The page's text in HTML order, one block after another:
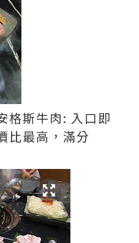
格斯牛肉: 入口即
比最高，滿分